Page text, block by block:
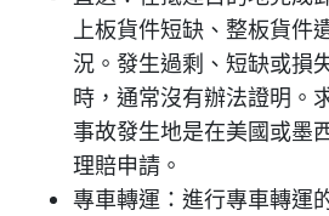
上板貨件短缺、整板貨件
況。發生過剩、短缺或損
時，通常沒有辦法證明。
事故發生地是在美國或墨
理賠申請。
專車轉運：進行專車轉運